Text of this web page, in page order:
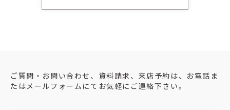
ご質問・お問い合わせ、資料請求、来店予約は、お電話ま
たはメールフォームにてお気軽にご連絡下さい。